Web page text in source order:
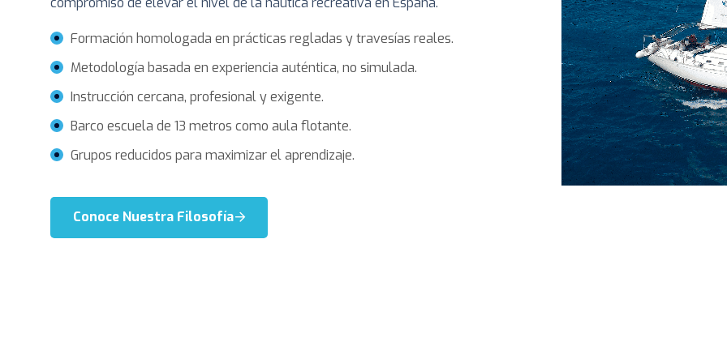
Formación homologada en prácticas regladas y travesías reales.
Metodología basada en experiencia auténtica, no simulada.
Instrucción cercana, profesional y exigente.
Barco escuela de 13 metros como aula flotante.
Grupos reducidos para maximizar el aprendizaje.
Conoce Nuestra Filosofía